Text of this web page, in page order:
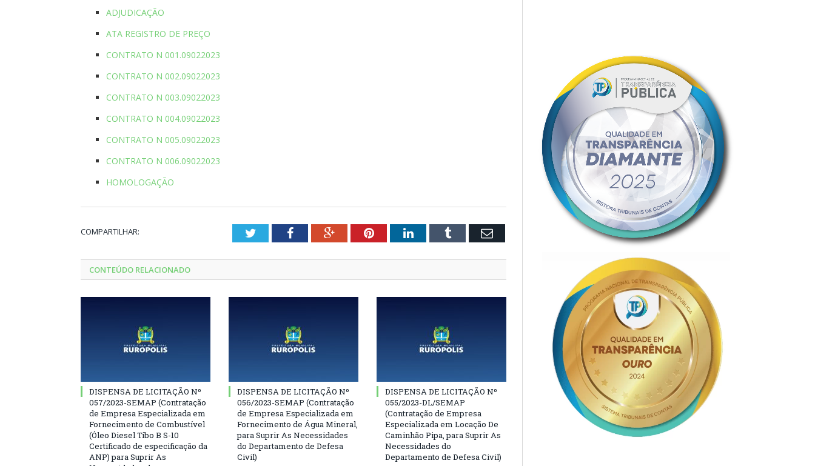
ADJUDICAÇÃO
ATA REGISTRO DE PREÇO
CONTRATO N 001.09022023
CONTRATO N 002.09022023
CONTRATO N 003.09022023
CONTRATO N 004.09022023
CONTRATO N 005.09022023
CONTRATO N 006.09022023
HOMOLOGAÇÃO
COMPARTILHAR: TwitterFacebookGoogle+PinterestLinkedInTumblr Email
CONTEÚDO RELACIONADO
DISPENSA DE LICITAÇÃO Nº
057/2023-SEMAP (Contratação
de Empresa Especializada em
Fornecimento de Combustível
(Óleo Diesel Tibo B S-10
Certificado de especificação da
ANP) para Suprir As
DISPENSA DE LICITAÇÃO Nº
056/2023-SEMAP (Contratação
de Empresa Especializada em
Fornecimento de Água Mineral,
para Suprir As Necessidades
do Departamento de Defesa
Civil)
DISPENSA DE LICITAÇÃO Nº
055/2023-DL/SEMAP
(Contratação de Empresa
Especializada em Locação De
Caminhão Pipa, para Suprir As
Necessidades do
Departamento de Defesa Civil)